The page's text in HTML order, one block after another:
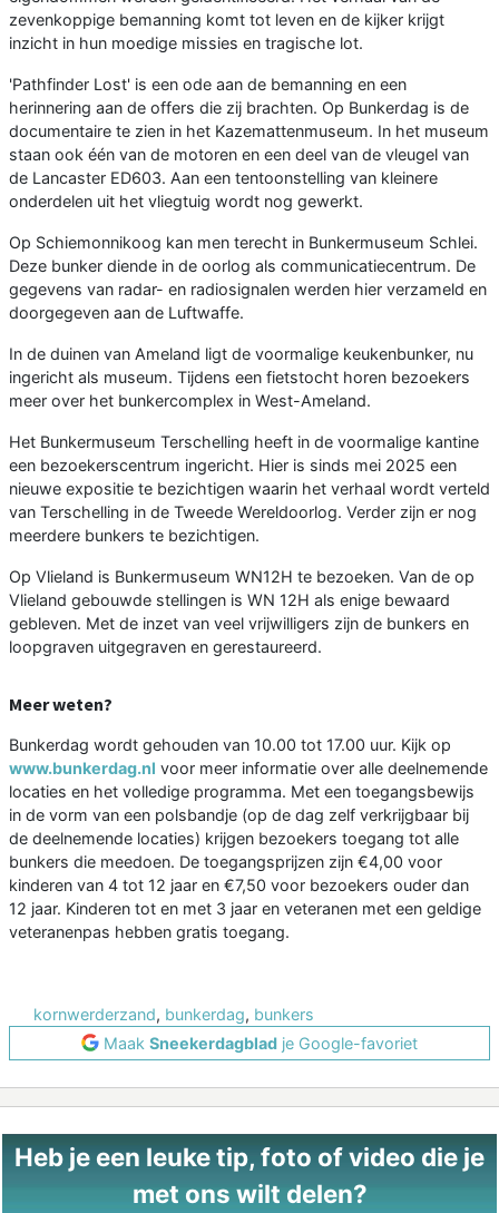
zevenkoppige bemanning komt tot leven en de kijker krijgt
inzicht in hun moedige missies en tragische lot.
'Pathfinder Lost' is een ode aan de bemanning en een
herinnering aan de offers die zij brachten. Op Bunkerdag is de
documentaire te zien in het Kazemattenmuseum. In het museum
staan ook één van de motoren en een deel van de vleugel van
de Lancaster ED603. Aan een tentoonstelling van kleinere
onderdelen uit het vliegtuig wordt nog gewerkt.
Op Schiemonnikoog kan men terecht in Bunkermuseum Schlei.
Deze bunker diende in de oorlog als communicatiecentrum. De
gegevens van radar- en radiosignalen werden hier verzameld en
doorgegeven aan de Luftwaffe.
In de duinen van Ameland ligt de voormalige keukenbunker, nu
ingericht als museum. Tijdens een fietstocht horen bezoekers
meer over het bunkercomplex in West-Ameland.
Het Bunkermuseum Terschelling heeft in de voormalige kantine
een bezoekerscentrum ingericht. Hier is sinds mei 2025 een
nieuwe expositie te bezichtigen waarin het verhaal wordt verteld
van Terschelling in de Tweede Wereldoorlog. Verder zijn er nog
meerdere bunkers te bezichtigen.
Op Vlieland is Bunkermuseum WN12H te bezoeken. Van de op
Vlieland gebouwde stellingen is WN 12H als enige bewaard
gebleven. Met de inzet van veel vrijwilligers zijn de bunkers en
loopgraven uitgegraven en gerestaureerd.
Meer weten?
Bunkerdag wordt gehouden van 10.00 tot 17.00 uur. Kijk op
www.bunkerdag.nl voor meer informatie over alle deelnemende
locaties en het volledige programma. Met een toegangsbewijs
in de vorm van een polsbandje (op de dag zelf verkrijgbaar bij
de deelnemende locaties) krijgen bezoekers toegang tot alle
bunkers die meedoen. De toegangsprijzen zijn €4,00 voor
kinderen van 4 tot 12 jaar en €7,50 voor bezoekers ouder dan
12 jaar. Kinderen tot en met 3 jaar en veteranen met een geldige
veteranenpas hebben gratis toegang.
kornwerderzand, bunkerdag, bunkers
Maak Sneekerdagblad je Google-favoriet
Heb je een leuke tip, foto of video die je
met ons wilt delen?